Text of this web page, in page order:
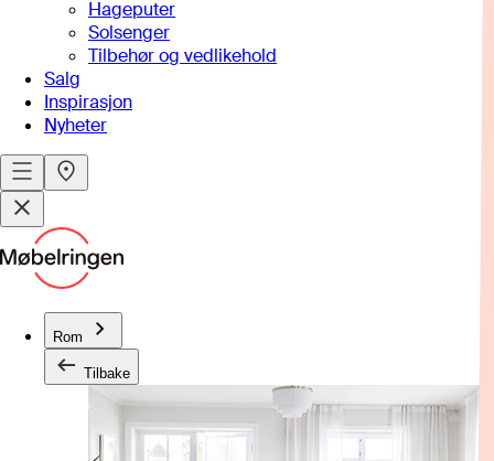
Hageputer
Solsenger
Tilbehør og vedlikehold
Salg
Inspirasjon
Nyheter
Rom
Tilbake